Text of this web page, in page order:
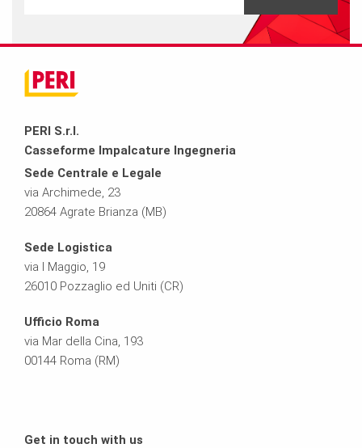
PERI S.r.l.
Casseforme Impalcature Ingegneria
Sede Centrale e Legale
via Archimede, 23
20864 Agrate Brianza (MB)
Sede Logistica
via I Maggio, 19
26010 Pozzaglio ed Uniti (CR)
Ufficio Roma
via Mar della Cina, 193
00144 Roma (RM)
Get in touch with us